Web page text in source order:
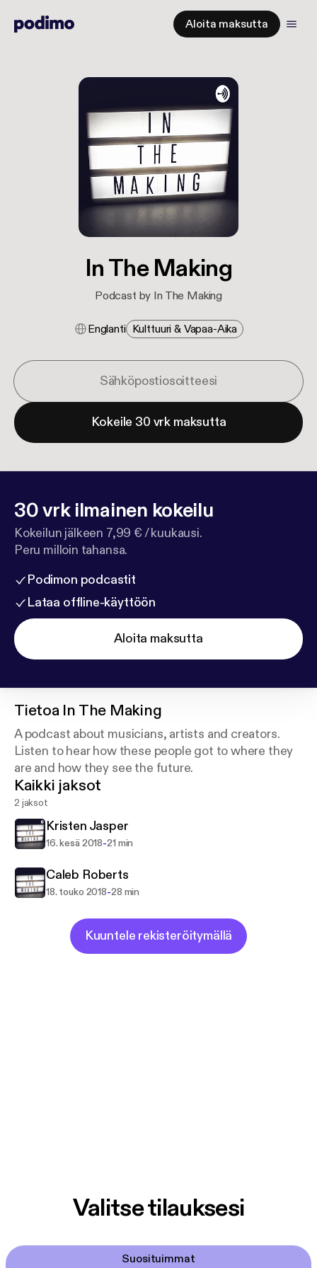
Aloita maksutta
In The Making
Podcast by In The Making
Englanti Kulttuuri & Vapaa-Aika
Kokeile 30 vrk maksutta
30 vrk ilmainen kokeilu
Kokeilun jälkeen 7,99 € / kuukausi.
Peru milloin tahansa.
Podimon podcastit
Lataa offline-käyttöön
Aloita maksutta
Tietoa In The Making
A podcast about musicians, artists and creators.
Listen to hear how these people got to where they
are and how they see the future.
Kaikki jaksot
2 jaksot
Kristen Jasper
16. kesä 2018-21 min
Caleb Roberts
18. touko 2018-28 min
Kuuntele rekisteröitymällä
Valitse tilauksesi
Suosituimmat